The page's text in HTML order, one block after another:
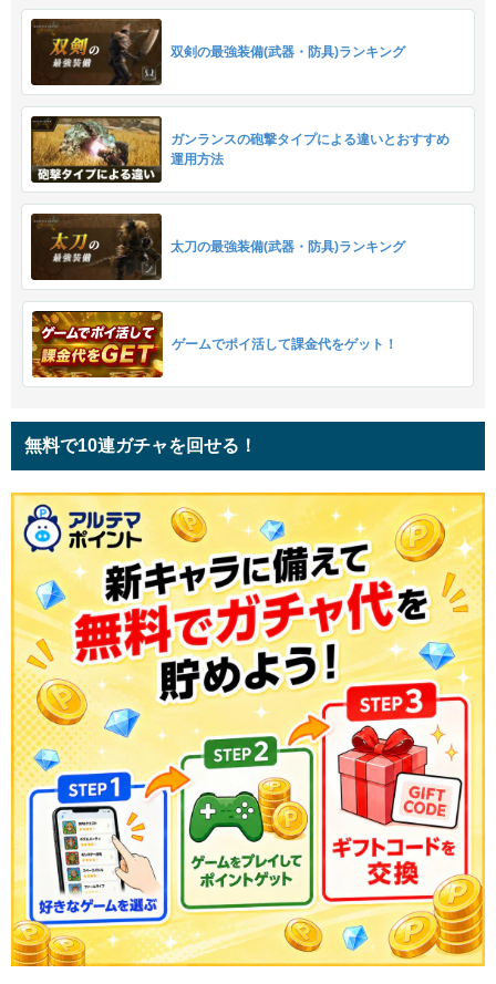
双剣の最強装備(武器・防具)ランキング
ガンランスの砲撃タイプによる違いとおすすめ
運用方法
太刀の最強装備(武器・防具)ランキング
ゲームでポイ活して課金代をゲット！
無料で10連ガチャを回せる！